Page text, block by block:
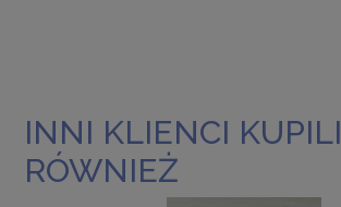
INNI KLIENCI KUPILI
RÓWNIEŻ